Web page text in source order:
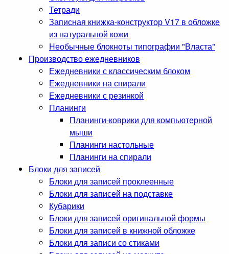
Тетради
Записная книжка-конструктор V17 в обложке
из натуральной кожи
Необычные блокноты типографии "Власта"
Производство ежедневников
Ежедневники с классическим блоком
Ежедневники на спирали
Ежедневники с резинкой
Планинги
Планинги-коврики для компьютерной
мыши
Планинги настольные
Планинги на спирали
Блоки для записей
Блоки для записей проклеенные
Блоки для записей на подставке
Кубарики
Блоки для записей оригинальной формы
Блоки для записей в книжной обложке
Блоки для записи со стиками